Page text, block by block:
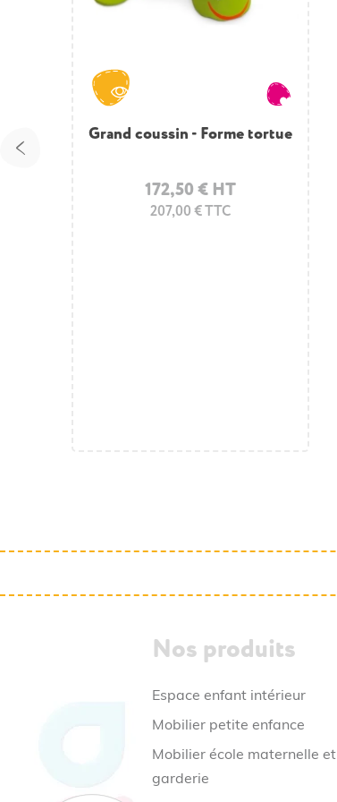
Grand coussin - Forme tortue
172,50 € HT
207,00 € TTC
Nos produits
Espace enfant intérieur
Mobilier petite enfance
Mobilier école maternelle et
garderie